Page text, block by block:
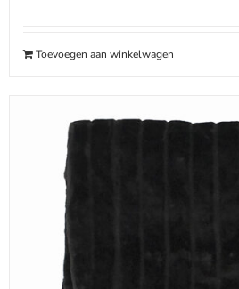
€48.95.
Toevoegen aan winkelwagen